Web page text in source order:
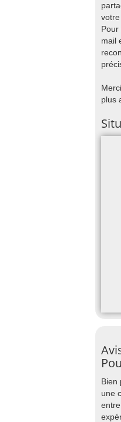
mail
plus
Bien
une